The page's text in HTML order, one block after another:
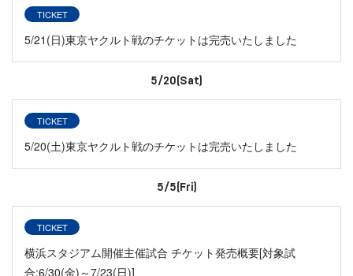
TICKET
5/21(日)東京ヤクルト戦のチケットは完売いたしました
5/20(Sat)
TICKET
5/20(土)東京ヤクルト戦のチケットは完売いたしました
5/5(Fri)
TICKET
横浜スタジアム開催主催試合 チケット発売概要[対象試
合:6/30(金)～7/23(日)]